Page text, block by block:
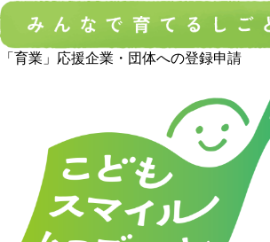
「育業」応援企業・団体への登録申請